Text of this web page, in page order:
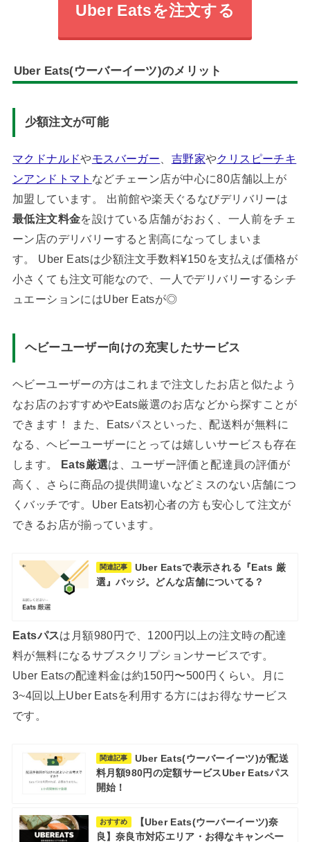
Uber Eatsを注文する
Uber Eats(ウーバーイーツ)のメリット
少額注文が可能
マクドナルドやモスバーガー 吉野家やクリスピーチキ
ンアンドトマト などチェーン店が中心に80店舗以上が
加盟しています。 出前館や楽天ぐるなびデリバリーは
最低注文料金を設けている店舗がおおく、一人前をチェ
ーン店のデリバリーすると割高になってしまいま
す。 Uber Eatsは少額注文手数料¥150を支払えば価格が
小さくても注文可能なので、一人でデリバリーするシチ
ュエーションにはUber Eatsが◎
ヘビーユーザー向けの充実したサービス
ヘビーユーザーの方はこれまで注文したお店と似たよう
なお店のおすすめやEats厳選のお店などから探すことが
できます！ また、Eatsパスといった、配送料が無料に
なる、ヘビーユーザーにとっては嬉しいサービスも存在
します。
Eats厳選は、ユーザー評価と配達員の評価が
高く、さらに商品の提供間違いなどミスのない店舗につ
くバッチです。Uber Eats初心者の方も安心して注文が
できるお店が揃っています。
関連記事
Uber Eatsで表示される『Eats 厳
選』バッジ。どんな店舗についてる？
Eatsパスは月額980円で、1200円以上の注文時の配達
料が無料になるサブスクリプションサービスです。
Uber Eatsの配達料金は約150円〜500円くらい。月に
3~4回以上Uber Eatsを利用する方にはお得なサービス
です。
関連記事
Uber Eats(ウーバーイーツ)が配送
料月額980円の定額サービスUber Eatsパス
開始！
おすすめ
【Uber Eats(ウーバーイーツ)奈
良】奈良市対応エリア・お得なキャンペー